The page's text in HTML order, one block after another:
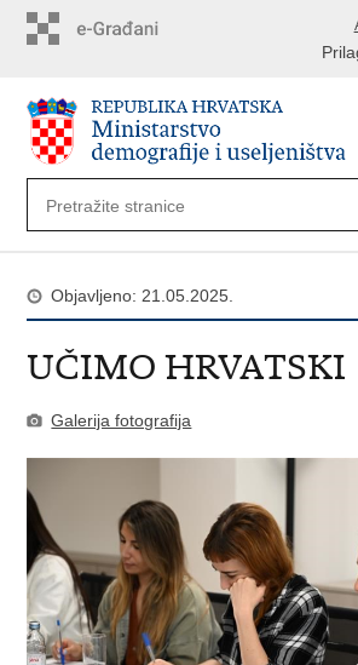
Objavljeno: 21.05.2025.
UČIMO HRVATSKI
Galerija fotografija